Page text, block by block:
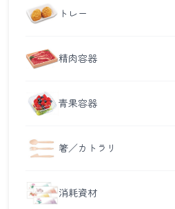
トレー
精肉容器
青果容器
箸／カトラリ
消耗資材